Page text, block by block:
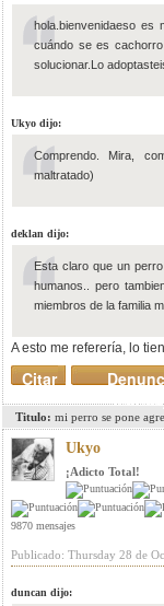
hola.bienvenidaeso es
cuándo se es
solucionar.Lo
Ukyo dijo:
Comprendo. Mira,
maltratado)
deklan dijo:
Esta claro que un
humanos.. pero
miembros de la familia
A esto me referería, lo
Citar
Titulo: mi perro se pone
Ukyo
¡Adicto Total!
9870 mensajes
Publicado: Thursday 28 de
duncan dijo: